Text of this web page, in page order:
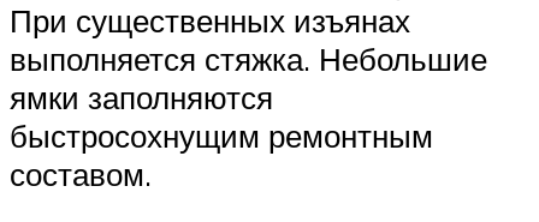
При существенных изъянах
выполняется стяжка. Небольшие
ямки заполняются
быстросохнущим ремонтным
составом.